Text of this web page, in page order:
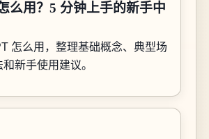
么用？5 分钟上手的新手中
怎么用，整理基础概念、典型场
新手使用建议。